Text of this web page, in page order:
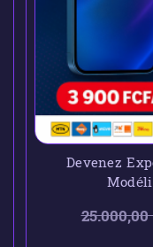
Devenez
25.000,00